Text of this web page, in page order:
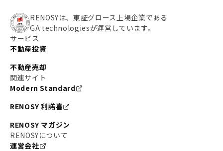
RENOSYは、東証グロース上場企業である
GA technologiesが運営しています。
サービス
不動産投資
不動産売却
関連サイト
Modern Standard
RENOSY 利諾喜
RENOSY マガジン
RENOSYについて
運営会社